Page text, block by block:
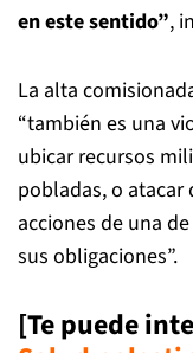
en este sentido”,
La alta
“también es una
ubicar recursos
pobladas, o atacar
acciones de una
sus obligaciones”.
[Te puede